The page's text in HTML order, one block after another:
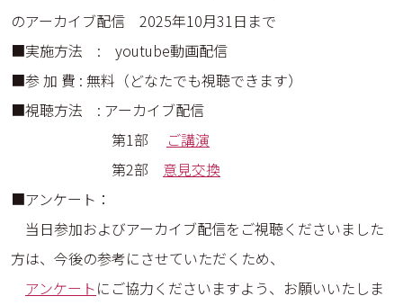
のアーカイブ配信 2025年10月31日まで
■実施方法 : youtube動画配信
■参 加 費 : 無料（どなたでも視聴できます）
■視聴方法 : アーカイブ配信
第1部
ご講演
第2部 意見交換
■アンケート：
当日参加およびアーカイブ配信をご視聴くださいました
方は、今後の参考にさせていただくため、
アンケートにご協力くださいますよう、お願いいたしま